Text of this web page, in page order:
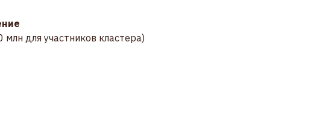
для участников кластера)